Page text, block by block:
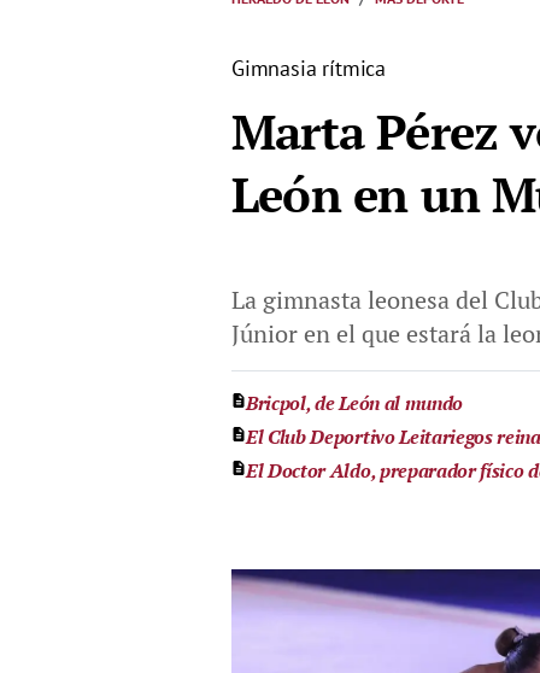
Gimnasia rítmica
Marta Pérez
León en un
La gimnasta leonesa del
Júnior en el que estará la
Bricpol, de León al mundo
El Club Deportivo Leitariegos
El Doctor Aldo, preparador físico